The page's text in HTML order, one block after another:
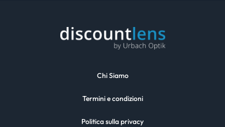
Chi Siamo
Termini e condizioni
Politica sulla privacy